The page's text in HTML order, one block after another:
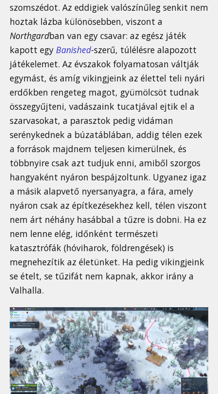
szomszédot. Az eddigiek valószínűleg senkit nem
hoztak lázba különösebben, viszont a
Northgardban van egy csavar: az egész játék
kapott egy Banished-szerű, túlélésre alapozott
játékelemet. Az évszakok folyamatosan váltják
egymást, és amíg vikingjeink az élettel teli nyári
erdőkben rengeteg magot, gyümölcsöt tudnak
összegyűjteni, vadászaink tucatjával ejtik el a
szarvasokat, a parasztok pedig vidáman
serénykednek a búzatáblában, addig télen ezek
a források majdnem teljesen kimerülnek, és
többnyire csak azt tudjuk enni, amiből szorgos
hangyaként nyáron bespájzoltunk. Ugyanez igaz
a másik alapvető nyersanyagra, a fára, amely
nyáron csak az építkezésekhez kell, télen viszont
nem árt néhány hasábbal a tűzre is dobni. Ha ez
nem lenne elég, időnként természeti
katasztrófák (hóviharok, földrengések) is
megnehezítik az életünket. Ha pedig vikingjeink
se ételt, se tűzifát nem kapnak, akkor irány a
Valhalla.